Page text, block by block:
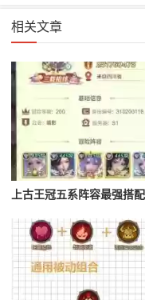
相关文章